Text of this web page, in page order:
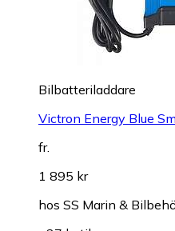
Bilbatteriladdare
Victron Energy Blue
fr.
1 895 kr
hos SS Marin &